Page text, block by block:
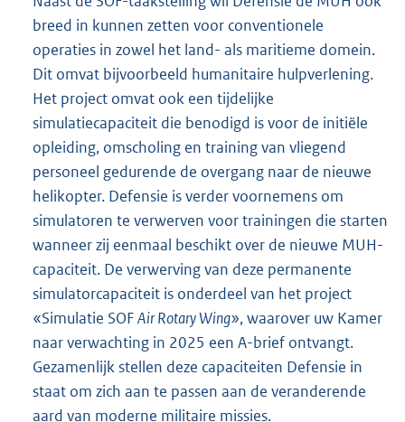
breed in kunnen zetten voor conventionele
operaties in zowel het land- als maritieme domein.
Dit omvat bijvoorbeeld humanitaire hulpverlening.
Het project omvat ook een tijdelijke
simulatiecapaciteit die benodigd is voor de initiële
opleiding, omscholing en training van vliegend
personeel gedurende de overgang naar de nieuwe
helikopter. Defensie is verder voornemens om
simulatoren te verwerven voor trainingen die starten
wanneer zij eenmaal beschikt over de nieuwe MUH-
capaciteit. De verwerving van deze permanente
simulatorcapaciteit is onderdeel van het project
«Simulatie SOFAir Rotary Wing», waarover uw Kamer
naar verwachting in 2025 een A-brief ontvangt.
Gezamenlijk stellen deze capaciteiten Defensie in
staat om zich aan te passen aan de veranderende
aard van moderne militaire missies.